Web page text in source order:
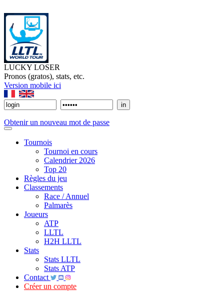
LUCKY LOSER
Pronos (gratos), stats, etc.
Version mobile ici
Obtenir un nouveau mot de passe
Tournois
Tournoi en cours
Calendrier 2026
Top 20
Règles du jeu
Classements
Race / Annuel
Palmarès
Joueurs
ATP
LLTL
H2H LLTL
Stats
Stats LLTL
Stats ATP
Contact
Créer un compte